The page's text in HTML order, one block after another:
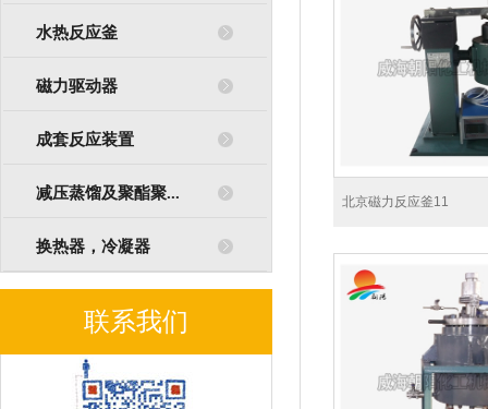
水热反应釜
磁力驱动器
成套反应装置
减压蒸馏及聚酯聚...
换热器，冷凝器
联系我们
北京磁力反应釜11